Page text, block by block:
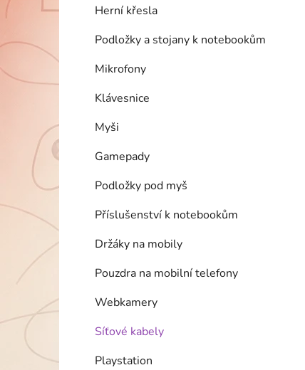
Herní křesla
Podložky a stojany k notebookům
Mikrofony
Klávesnice
Myši
Gamepady
Podložky pod myš
Příslušenství k notebookům
Držáky na mobily
Pouzdra na mobilní telefony
Webkamery
Síťové kabely
Playstation